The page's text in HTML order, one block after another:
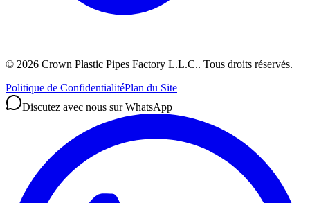
© 2026 Crown Plastic Pipes Factory L.L.C.. Tous droits réservés.
Politique de ConfidentialitéPlan du Site
Discutez avec nous sur WhatsApp